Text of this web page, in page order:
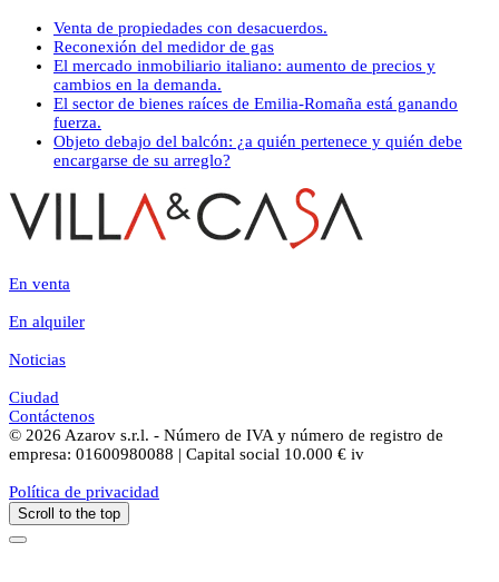
Venta de propiedades con desacuerdos.
Reconexión del medidor de gas
El mercado inmobiliario italiano: aumento de precios y
cambios en la demanda.
El sector de bienes raíces de Emilia-Romaña está ganando
fuerza.
Objeto debajo del balcón: ¿a quién pertenece y quién debe
encargarse de su arreglo?
En venta
En alquiler
Noticias
Ciudad
Contáctenos
© 2026 Azarov s.r.l. - Número de IVA y número de registro de
empresa: 01600980088 | Capital social 10.000 € iv
Política de privacidad
Scroll to the top